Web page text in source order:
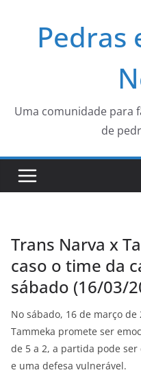
Pedras
Uma comunidade para
de
Trans Narva x
caso o time da
sábado (16/03/
No sábado, 16 de março de
Tammeka promete ser
de 5 a 2, a partida pode
e uma defesa vulnerável.